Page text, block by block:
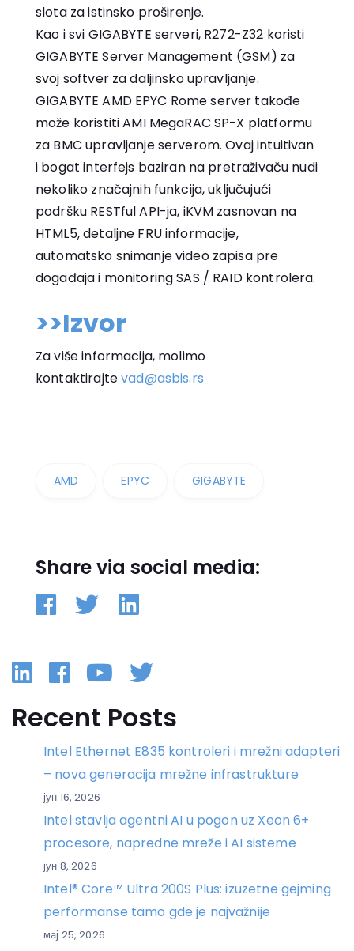
slota za istinsko proširenje.
Kao i svi GIGABYTE serveri, R272-Z32 koristi
GIGABYTE Server Management (GSM) za
svoj softver za daljinsko upravljanje.
GIGABYTE AMD EPYC Rome server takođe
može koristiti AMI MegaRAC SP-X platformu
za BMC upravljanje serverom. Ovaj intuitivan
i bogat interfejs baziran na pretraživaču nudi
nekoliko značajnih funkcija, uključujući
podršku RESTful API-ja, iKVM zasnovan na
HTML5, detaljne FRU informacije,
automatsko snimanje video zapisa pre
događaja i monitoring SAS / RAID kontrolera.
>>Izvor
Za više informacija, molimo
kontaktirajtevad@asbis.rs
AMD EPYC GIGABYTE
Share via social media:
Linkedin
Facebook
YouTube
Twitter
Recent Posts
Intel Ethernet E835 kontroleri i mrežni adapteri
– nova generacija mrežne infrastrukture
јун 16, 2026
Intel stavlja agentni AI u pogon uz Xeon 6+
procesore, napredne mreže i AI sisteme
јун 8, 2026
Intel® Core™ Ultra 200S Plus: izuzetne gejming
performanse tamo gde je najvažnije
мај 25, 2026